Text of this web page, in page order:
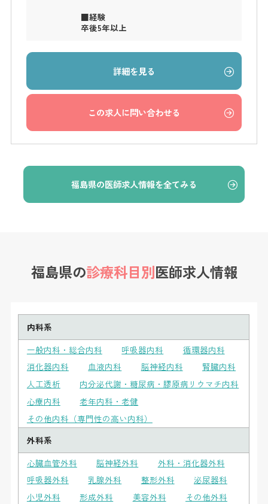
■経験
卒後5年以上
詳細を見る
この求人に問い合わせる
福島県の医師求人情報を全てみる
福島県の診療科目別医師求人情報
内科系
一般内科・総合内科
呼吸器内科
循環器内科
消化器内科
血液内科 脳神経内科
腎臓内科
人工透析
内分泌代謝・糖尿病・膠原病リウマチ内科
心療内科
老年内科・老健
その他内科（専門性の高い内科）
外科系
心臓血管外科
脳神経外科
外科・消化器外科
呼吸器外科
乳腺外科 整形外科
泌尿器科
小児外科
形成外科 美容外科
その他外科